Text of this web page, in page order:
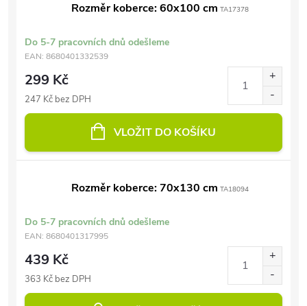
Rozměr koberce: 60x100 cm TA17378
Do 5-7 pracovních dnů odešleme
EAN: 8680401332539
299 Kč
247 Kč bez DPH
VLOŽIT DO KOŠÍKU
Rozměr koberce: 70x130 cm TA18094
Do 5-7 pracovních dnů odešleme
EAN: 8680401317995
439 Kč
363 Kč bez DPH